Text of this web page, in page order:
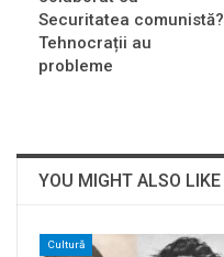
Securitatea comunistă?
Tehnocrații au
probleme
YOU MIGHT ALSO LIKE
Cultură